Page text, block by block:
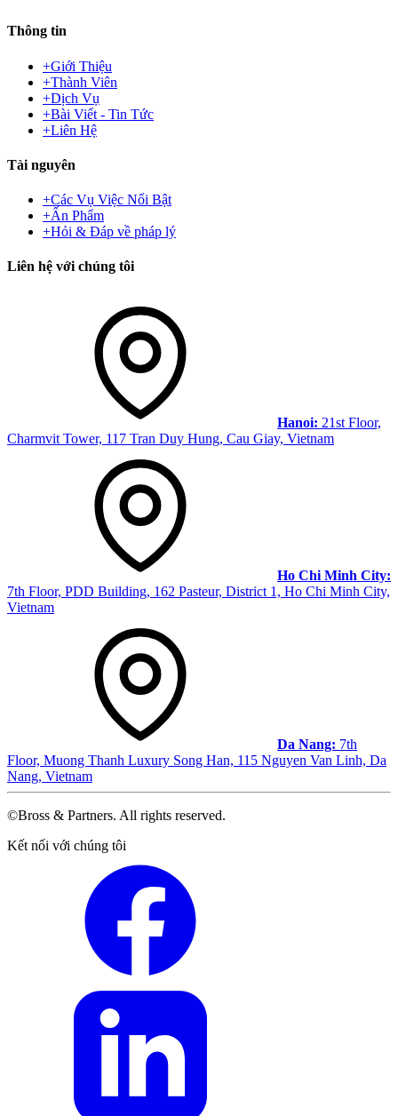
Thông tin
+Giới Thiệu
+Thành Viên
+Dịch Vụ
+Bài Viết - Tin Tức
+Liên Hệ
Tài nguyên
+Các Vụ Việc Nổi Bật
+Ấn Phẩm
+Hỏi & Đáp về pháp lý
Liên hệ với chúng tôi
Hanoi: 21st Floor,
Charmvit Tower, 117 Tran Duy Hung, Cau Giay, Vietnam
Ho Chi Minh City:
7th Floor, PDD Building, 162 Pasteur, District 1, Ho Chi Minh City,
Vietnam
Da Nang: 7th
Floor, Muong Thanh Luxury Song Han, 115 Nguyen Van Linh, Da
Nang, Vietnam
©Bross & Partners. All rights reserved.
Kết nối với chúng tôi